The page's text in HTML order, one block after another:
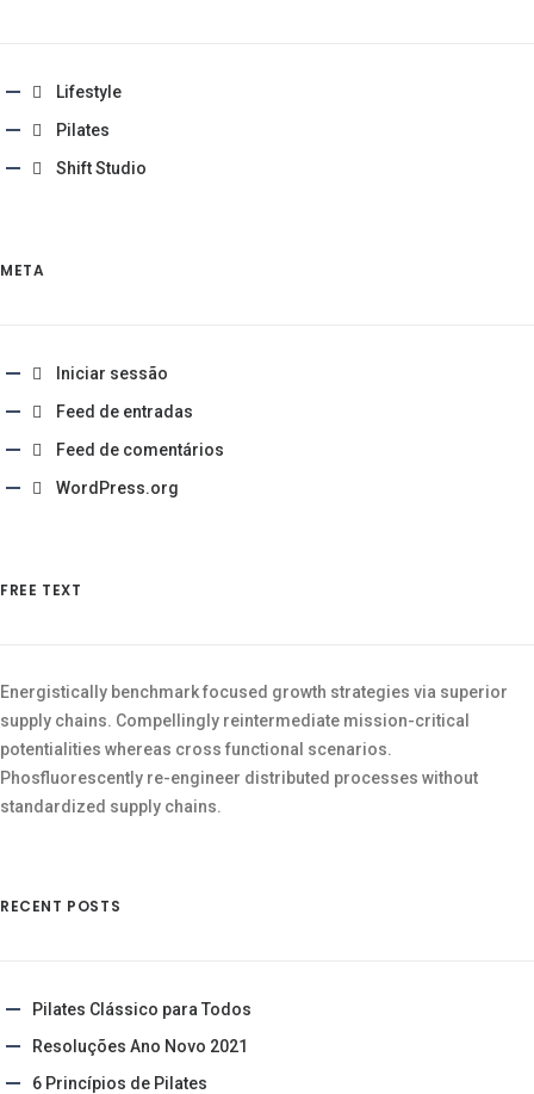
Lifestyle
Pilates
Shift Studio
META
Iniciar sessão
Feed de entradas
Feed de comentários
WordPress.org
FREE TEXT
Energistically benchmark focused growth strategies via superior
supply chains. Compellingly reintermediate mission-critical
potentialities whereas cross functional scenarios.
Phosfluorescently re-engineer distributed processes without
standardized supply chains.
RECENT POSTS
Pilates Clássico para Todos
Resoluções Ano Novo 2021
6 Princípios de Pilates